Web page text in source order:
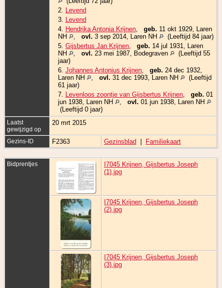
2.
Levend
3.
Levend
4.
Hendrika Antonia Krijnen geb. 11 okt 1929, Laren
NH
ovl. 3 sep 2014, Laren NH
(Leeftijd 84 jaar)
5. Gijsbertus Jan Krijnen geb. 14 jul 1931, Laren
NH
ovl. 23 mei 1987, Bodegraven
(Leeftijd 55
jaar)
6. Johannes Antonius Krijnen geb. 24 dec 1932,
Laren NH
ovl. 31 dec 1993, Laren NH
(Leeftijd
61 jaar)
7.
Levenloos zoontje van Gijsbertus Krijnen geb. 01
jun 1938, Laren NH
ovl. 01 jun 1938, Laren NH
(Leeftijd 0 jaar)
Laatst
gewijzigd op
20 mrt 2015
Gezins-ID F2363 Gezinsblad Familiekaart
Bidprentjes
I7045 Krijnen, Gijsbertus Joseph
(1).jpg
I7045 Krijnen, Gijsbertus Joseph
(2).jpg
I7045 Krijnen, Gijsbertus Joseph
(3).jpg